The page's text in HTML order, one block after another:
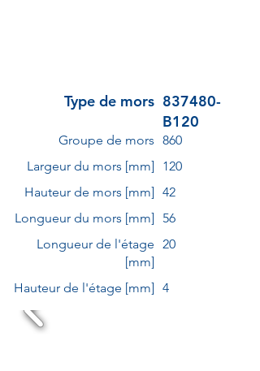
Type de mors 837480-
B120
Groupe de mors 860
Largeur du mors [mm]
120
Hauteur de mors [mm] 42
Longueur du mors [mm] 56
Longueur de l'étage
[mm]
20
Hauteur de l'étage [mm] 4